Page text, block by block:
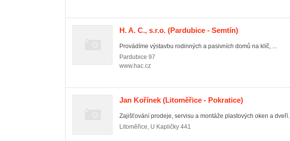
H. A. C., s.r.o. (Pardubice - Semtín)
Provádíme výstavbu rodinných a pasivních domů na klíč, ...
Pardubice 97
www.hac.cz
Jan Kořínek (Litoměřice - Pokratice)
Zajišťování prodeje, servisu a montáže plastových oken a dveří.
Litoměřice, U Kapličky 441